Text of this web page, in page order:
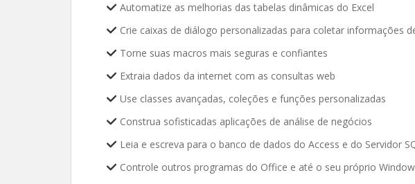
Automatize as melhorias das tabelas dinâmicas do Excel
Crie caixas de diálogo personalizadas para coletar informações
Torne suas macros mais seguras e confiantes
Extraia dados da internet com as consultas web
Use classes avançadas, coleções e funções personalizadas
Construa sofisticadas aplicações de análise de negócios
Leia e escreva para o banco de dados do Access e do Servidor
Controle outros programas do Office e até o seu próprio